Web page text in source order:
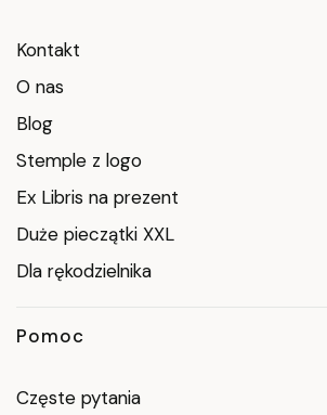
Kontakt
O nas
Blog
Stemple z logo
Ex Libris na prezent
Duże pieczątki XXL
Dla rękodzielnika
Pomoc
Częste pytania